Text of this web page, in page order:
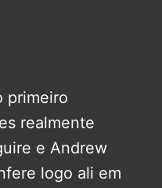
primeiro
realmente
e Andrew
logo ali em